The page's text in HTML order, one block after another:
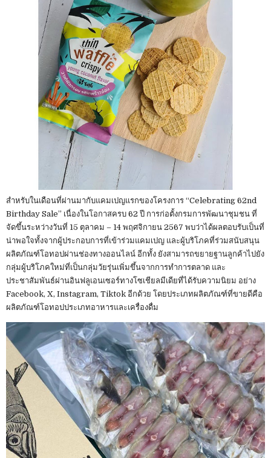
สำหรับในเดือนที่ผ่านมากับแคมเปญแรกของโครงการ “Celebrating 62nd
Birthday Sale” เนื่องในโอกาสครบ 62 ปี การก่อตั้งกรมการพัฒนาชุมชน ที่
จัดขึ้นระหว่างวันที่ 15 ตุลาคม – 14 พฤศจิกายน 2567 พบว่าได้ผลตอบรับเป็นที่
น่าพอใจทั้งจากผู้ประกอบการที่เข้าร่วมแคมเปญ และผู้บริโภคที่ร่วมสนับสนุน
ผลิตภัณฑ์โอทอปผ่านช่องทางออนไลน์ อีกทั้ง ยังสามารถขยายฐานลูกค้าไปยัง
กลุ่มผู้บริโภคใหม่ที่เป็นกลุ่มวัยรุ่นเพิ่มขึ้นจากการทำการตลาด และ
ประชาสัมพันธ์ผ่านอินฟลูเอนเซอร์ทางโซเชียลมีเดียที่ได้รับความนิยม อย่าง
Facebook, X, Instagram, Tiktok อีกด้วย โดยประเภทผลิตภัณฑ์ที่ขายดีคือ
ผลิตภัณฑ์โอทอปประเภทอาหารและเครื่องดื่ม